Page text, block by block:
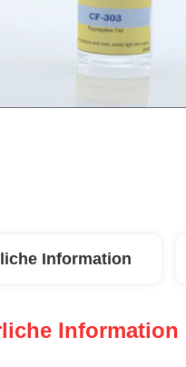
Information
Information